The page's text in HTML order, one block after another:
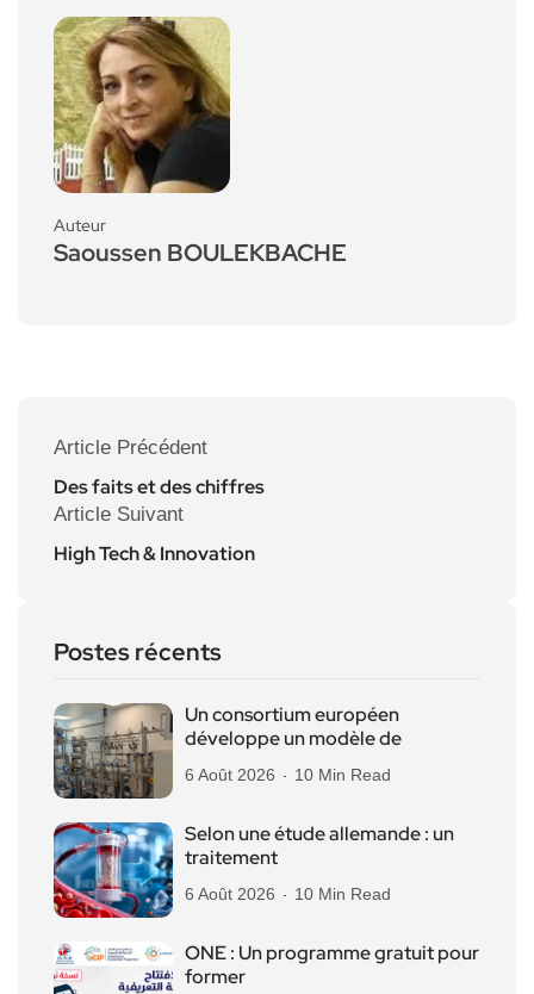
Auteur
Saoussen BOULEKBACHE
Article Précédent
Des faits et des chiffres
Article Suivant
High Tech & Innovation
Postes récents
Un consortium européen
développe un modèle de
6 Août 2026 10 Min Read
Selon une étude allemande : un
traitement
6 Août 2026 10 Min Read
ONE : Un programme gratuit pour
former